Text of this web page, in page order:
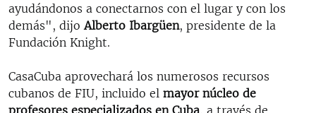
ayudándonos a conectarnos con el lugar y con los
demás", dijoAlberto Ibargüen, presidente de la
Fundación Knight.
CasaCuba aprovechará los numerosos recursos
cubanos de FIU, incluido el mayor núcleo de